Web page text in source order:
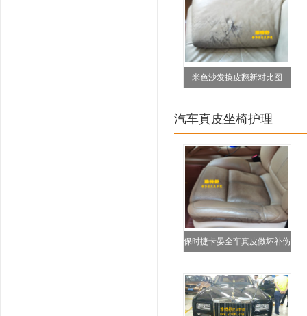
米色沙发换皮翻新对比图
汽车真皮坐椅护理
保时捷卡晏全车真皮做坏补伤